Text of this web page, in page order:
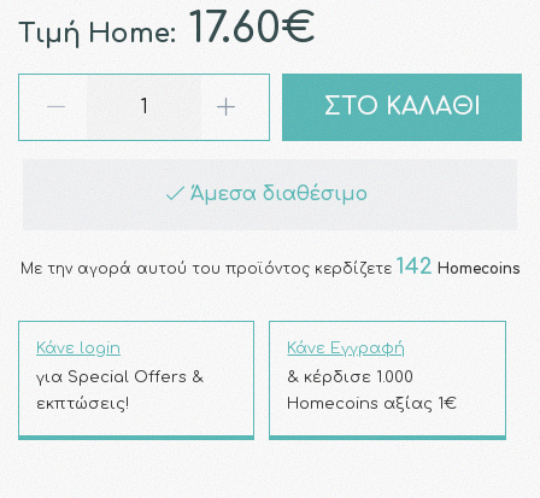
Τιμή Home: 17.60€
ΣΤΟ ΚΑΛΑΘΙ
Άμεσα διαθέσιμο
Με την αγορά αυτού του προϊόντος κερδίζετε 142 Homecoins
Κάνε login
για Special Offers &
εκπτώσεις!
Κάνε Εγγραφή
& κέρδισε 1.000
Homecoins αξίας 1€